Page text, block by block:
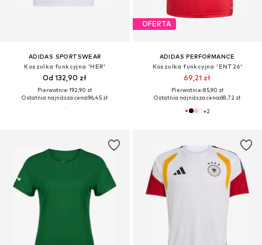
ADIDAS SPORTSWEAR
Koszulka funkcyjna 'HER'
Od 132,90 zł
Pierwotnie: 192,90 zł
Ostatnia najniższa cena:96,45 zł
OFERTA
ADIDAS PERFORMANCE
Koszulka funkcyjna 'ENT26'
69,21 zł
Pierwotnie: 85,90 zł
Ostatnia najniższa cena:68,72 zł
+2